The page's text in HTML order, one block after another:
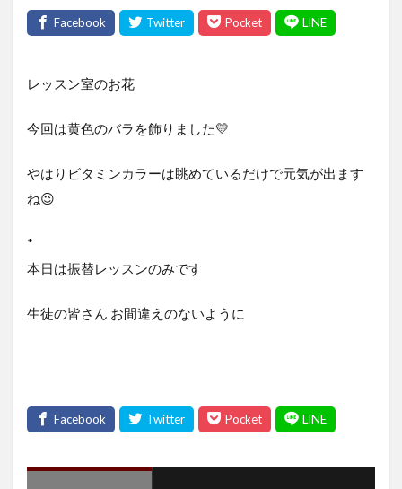
レッスン室のお花
今回は黄色のバラを飾りました💛
やはりビタミンカラーは眺めているだけで元気が出ます
ね😉
*
本日は振替レッスンのみです
生徒の皆さん お間違えのないように